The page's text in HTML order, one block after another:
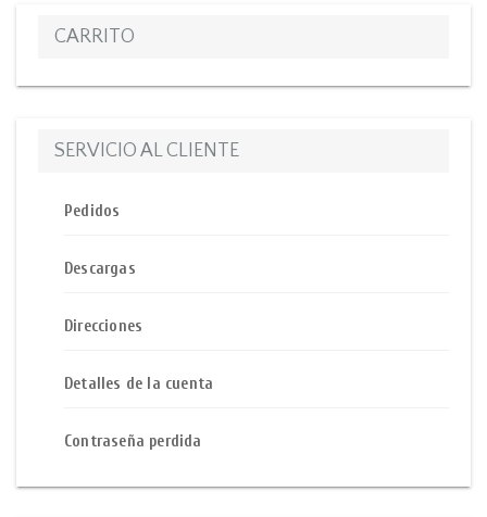
CARRITO
SERVICIO AL CLIENTE
Pedidos
Descargas
Direcciones
Detalles de la cuenta
Contraseña perdida